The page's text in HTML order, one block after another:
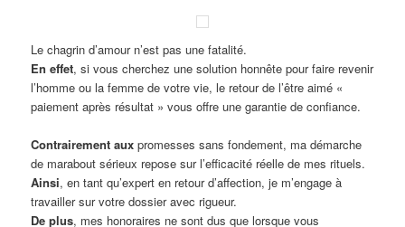
Le chagrin d’amour n’est pas une fatalité.
En effet, si vous cherchez une solution honnête pour faire revenir
l’homme ou la femme de votre vie, le retour de l’être aimé «
paiement après résultat » vous offre une garantie de confiance.
Contrairement aux promesses sans fondement, ma démarche
de marabout sérieux repose sur l’efficacité réelle de mes rituels.
Ainsi, en tant qu’expert en retour d’affection, je m’engage à
travailler sur votre dossier avec rigueur.
De plus, mes honoraires ne sont dus que lorsque vous